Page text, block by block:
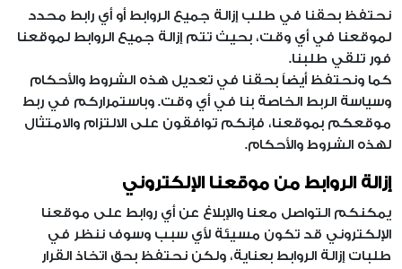
نحتفظ بحقنا في طلب إزالة جميع الروابط أو أي رابط محدد
لموقعنا في أي وقت، بحيث تتم إزالة جميع الروابط لموقعنا
فور تلقي طلبنا.
كما ونحتفظ أيضاً بحقنا في تعديل هذه الشروط والأحكام
وسياسة الربط الخاصة بنا في أي وقت. وباستمراركم في ربط
موقعكم بموقعنا، فإنكم توافقون على الالتزام والامتثال
لهذه الشروط والأحكام.
إزالة الروابط من موقعنا الإلكتروني
يمكنكم التواصل معنا والإبلاغ عن أي روابط على موقعنا
الإلكتروني قد تكون مسيئة لأي سبب وسوف ننظر في
طلبات إزالة الروابط بعناية، ولكن نحتفظ بحق اتخاذ القرار